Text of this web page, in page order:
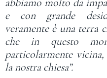
e con grande
veramente è una terra
che in questo
particolarmente
la nostra chiesa”.